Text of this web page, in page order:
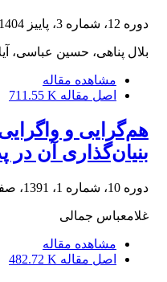
دوره 12، شماره 3، پاییز 1404، صفحه
بلال پناهی، حسین عباسی،
مشاهده مقاله
اصل مقاله 711.55 K
هم‌گرایی و
بنیان‌گذاری آن
دوره 10، شماره 1، 1391، صفحه
غلامعباس جمالی
مشاهده مقاله
اصل مقاله 482.72 K